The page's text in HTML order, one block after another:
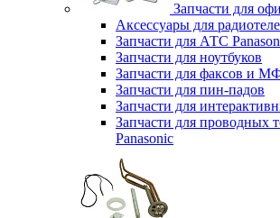
Запчасти для
Аксессуары для
Запчасти для АТС
Запчасти для ноутбуков
Запчасти для факсов и
Запчасти для пин-падов
Запчасти для
Запчасти для проводных
Panasonic